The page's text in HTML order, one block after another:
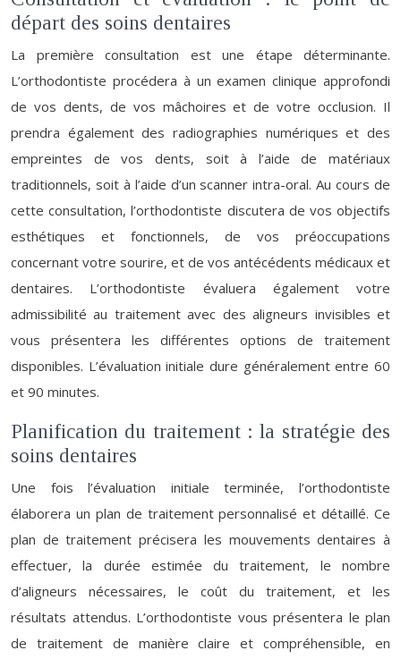
départ des soins dentaires
La première consultation est une étape déterminante.
L’orthodontiste procédera à un examen clinique approfondi
de vos dents, de vos mâchoires et de votre occlusion. Il
prendra également des radiographies numériques et des
empreintes de vos dents, soit à l’aide de matériaux
traditionnels, soit à l’aide d’un scanner intra-oral. Au cours de
cette consultation, l’orthodontiste discutera de vos objectifs
esthétiques et fonctionnels, de vos préoccupations
concernant votre sourire, et de vos antécédents médicaux et
dentaires. L’orthodontiste évaluera également votre
admissibilité au traitement avec des aligneurs invisibles et
vous présentera les différentes options de traitement
disponibles. L’évaluation initiale dure généralement entre 60
et 90 minutes.
Planification du traitement : la stratégie des
soins dentaires
Une fois l’évaluation initiale terminée, l’orthodontiste
élaborera un plan de traitement personnalisé et détaillé. Ce
plan de traitement précisera les mouvements dentaires à
effectuer, la durée estimée du traitement, le nombre
d’aligneurs nécessaires, le coût du traitement, et les
résultats attendus. L’orthodontiste vous présentera le plan
de traitement de manière claire et compréhensible, en